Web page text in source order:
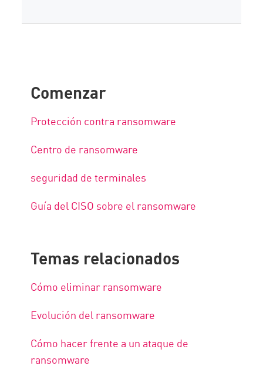
Comenzar
Protección contra ransomware
Centro de ransomware
seguridad de terminales
Guía del CISO sobre el ransomware
Temas relacionados
Cómo eliminar ransomware
Evolución del ransomware
Cómo hacer frente a un ataque de
ransomware